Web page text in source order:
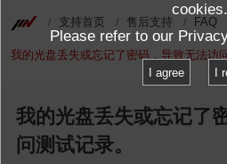
支持首页 售后支持 FAQ
我的光盘丢失或忘记了密码，导致无法访
我的光盘丢失或忘记了
问测试记录。
cookies.
Please refer to our
I agree I